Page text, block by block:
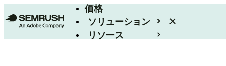
価格
ソリューション
リソース